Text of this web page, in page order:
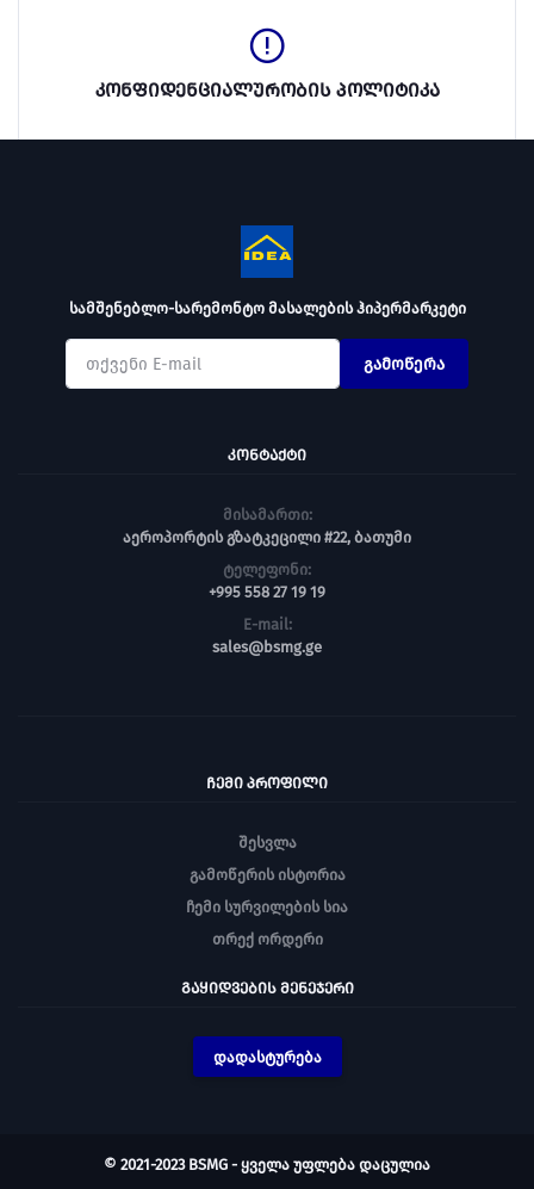
კონფიდენციალურობის პოლიტიკა
სამშენებლო-სარემონტო მასალების ჰიპერმარკეტი
გამოწერა
ᲙᲝᲜᲢᲐᲥᲢᲘ
მისამართი:
აეროპორტის გზატკეცილი #22, ბათუმი
ტელეფონი:
+995 558 27 19 19
E-mail:
sales@bsmg.ge
ᲩᲔᲛᲘ ᲞᲠᲝᲤᲘᲚᲘ
შესვლა
გამოწერის ისტორია
ჩემი სურვილების სია
თრექ ორდერი
ᲒᲐᲧᲘᲓᲕᲔᲑᲘᲡ ᲛᲔᲜᲔᲯᲔᲠᲘ
დადასტურება
© 2021-2023 BSMG - ყველა უფლება დაცულია